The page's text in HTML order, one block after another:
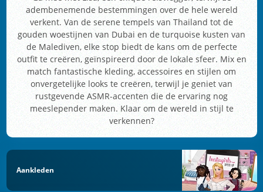
adembenemende bestemmingen over de hele wereld
verkent. Van de serene tempels van Thailand tot de
gouden woestijnen van Dubai en de turquoise kusten van
de Malediven, elke stop biedt de kans om de perfecte
outfit te creëren, geïnspireerd door de lokale sfeer. Mix en
match fantastische kleding, accessoires en stijlen om
onvergetelijke looks te creëren, terwijl je geniet van
rustgevende ASMR-accenten die de ervaring nog
meeslepender maken. Klaar om de wereld in stijl te
verkennen?
Aankleden